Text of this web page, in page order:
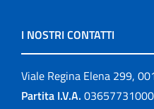
I NOSTRI CONTATTI
Viale Regina Elena 299,
Partita I.V.A. 03657731000